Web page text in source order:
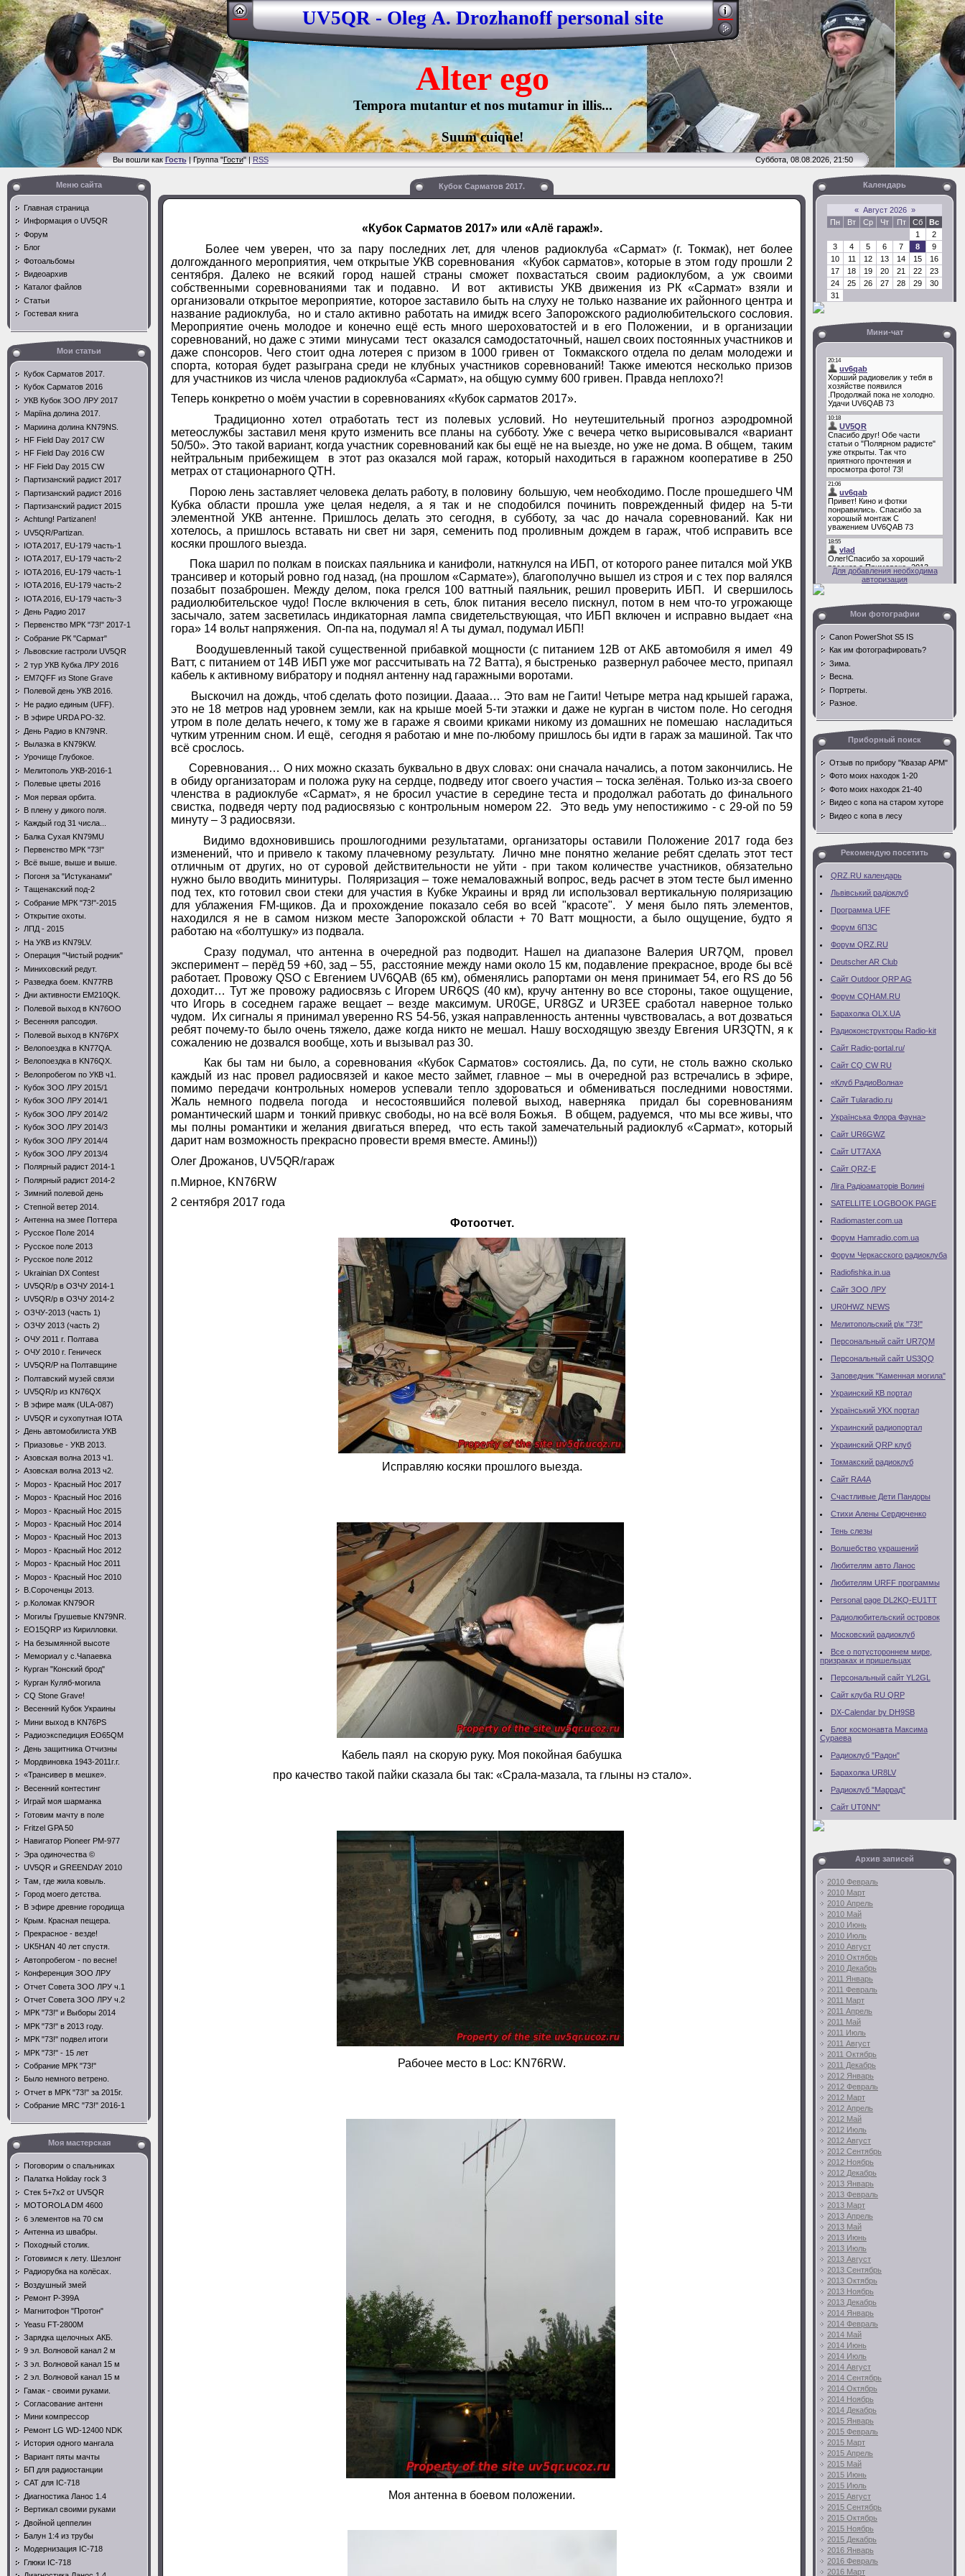
UV5QR - Oleg А. Drozhanoff personal site
Alter ego
Tempora mutantur et nos mutamur in illis...
Suum cuique!
Вы вошли какГость| Группа "Гости" |RSS Суббота, 08.08.2026, 21:50
Меню сайта
Главная страница
Информация о UV5QR
Форум
Блог
Фотоальбомы
Видеоархив
Каталог файлов
Статьи
Гостевая книга
Мои статьи
Кубок Сарматов 2017.
Кубок Сарматов 2016
УКВ Кубок ЗОО ЛРУ 2017
Маріїна долина 2017.
Мариина долина KN79NS.
HF Field Day 2017 CW
HF Field Day 2016 CW
HF Field Day 2015 CW
Партизанский радист 2017
Партизанский радист 2016
Партизанский радист 2015
Achtung! Partizanen!
UV5QR/Partizan.
IOTA 2017, EU-179 часть-1
IOTA 2017, EU-179 часть-2
IOTA 2016, EU-179 часть-1
IOTA 2016, EU-179 часть-2
IOTA 2016, EU-179 часть-3
День Радио 2017
Первенство МРК "73!" 2017-1
Собрание РК "Сармат"
Львовские гастроли UV5QR
2 тур УКВ Кубка ЛРУ 2016
EM7QFF из Stone Grave
Полевой день УКВ 2016.
Не радио единым (UFF).
В эфире URDA PO-32.
День Радио в KN79NR.
Вылазка в KN79KW.
Урочище Глубокое.
Мелитополь УКВ-2016-1
Полевые цветы 2016
Моя первая орбита.
В плену у дикого поля.
Каждый год 31 числа...
Балка Сухая KN79MU
Первенство МРК "73!"
Всё выше, выше и выше.
Погоня за "Истуканами"
Тащенакский под-2
Собрание МРК "73!"-2015
Открытие охоты.
ЛПД - 2015
На УКВ из KN79LV.
Операция "Чистый родник"
Миниховский редут.
Разведка боем. KN77RB
Дни активности EM210QK.
Полевой выход в KN76OO
Весенняя рапсодия.
Полевой выход в KN76PX
Велопоездка в KN77QA.
Велопоездка в KN76QX.
Велопробегом по УКВ ч1.
Кубок ЗОО ЛРУ 2015/1
Кубок ЗОО ЛРУ 2014/1
Кубок ЗОО ЛРУ 2014/2
Кубок ЗОО ЛРУ 2014/3
Кубок ЗОО ЛРУ 2014/4
Кубок ЗОО ЛРУ 2013/4
Полярный радист 2014-1
Полярный радист 2014-2
Зимний полевой день
Степной ветер 2014.
Антенна на змее Поттера
Русское Поле 2014
Русское поле 2013
Русское поле 2012
Ukrainian DX Contest
UV5QR/p в ОЗЧУ 2014-1
UV5QR/p в ОЗЧУ 2014-2
ОЗЧУ-2013 (часть 1)
ОЗЧУ 2013 (часть 2)
ОЧУ 2011 г. Полтава
ОЧУ 2010 г. Геническ
UV5QR/P на Полтавщине
Полтавский музей связи
UV5QR/p из KN76QX
В эфире маяк (ULA-087)
UV5QR и сухопутная IOTA
День автомобилиста УКВ
Приазовье - УКВ 2013.
Азовская волна 2013 ч1.
Азовская волна 2013 ч2.
Мороз - Красный Нос 2017
Мороз - Красный Нос 2016
Мороз - Красный Нос 2015
Мороз - Красный Нос 2014
Мороз - Красный Нос 2013
Мороз - Красный Нос 2012
Мороз - Красный Нос 2011
Мороз - Красный Нос 2010
В.Сороченцы 2013.
р.Коломак KN79OR
Могилы Грушевые KN79NR.
EO15QRP из Кирилловки.
На безымянной высоте
Мемориал у с.Чапаевка
Курган "Конский брод"
Курган Куляб-могила
CQ Stone Grave!
Весенний Кубок Украины
Мини выход в KN76PS
Радиоэкспедиция EO65QM
День защитника Отчизны
Мордвиновка 1943-2011г.г.
«Трансивер в мешке».
Весенний контестинг
Играй моя шарманка
Готовим мачту в поле
Fritzel GPA 50
Навигатор Pioneer PM-977
Эра одиночества ©
UV5QR и GREENDAY 2010
Там, где жила ковыль.
Город моего детства.
В эфире древние городища
Крым. Красная пещера.
Прекрасное - везде!
UK5HAN 40 лет спустя.
Автопробегом - по весне!
Конференция ЗОО ЛРУ
Отчет Совета ЗОО ЛРУ ч.1
Отчет Совета ЗОО ЛРУ ч.2
МРК "73!" и Выборы 2014
МРК "73!" в 2013 году.
МРК "73!" подвел итоги
МРК "73!" - 15 лет
Собрание МРК "73!"
Было немного ветрено.
Отчет в МРК "73!" за 2015г.
Собрание MRC "73!" 2016-1
Моя мастерская
Поговорим о спальниках
Палатка Holiday rock 3
Стек 5+7х2 от UV5QR
MOTOROLA DM 4600
6 элементов на 70 см
Антенна из швабры.
Походный столик.
Готовимся к лету. Шезлонг
Радиорубка на колёсах.
Воздушный змей
Ремонт Р-399А
Магнитофон "Протон"
Yeasu FT-2800M
Зарядка щелочных АКБ.
9 эл. Волновой канал 2 м
3 эл. Волновой канал 15 м
2 эл. Волновой канал 15 м
Гамак - своими руками.
Согласование антенн
Мини компрессор
Ремонт LG WD-12400 NDK
История одного мангала
Вариант пяты мачты
БП для радиостанции
CAT для IC-718
Диагностика Ланос 1.4
Вертикал своими руками
Двойной цеппелин
Балун 1:4 из трубы
Модернизация IC-718
Глюки IC-718
Кубок Сарматов 2017.
«Кубок Сарматов 2017» или «Алё гараж!».
Более чем уверен, что за пару последних лет, для членов радиоклуба «Сармат» (г. Токмак), нет более
долгожданного мероприятия, чем открытые УКВ соревнования «Кубок сарматов», которые в этом году прошли 2
сентября. Далеко не всякий город нашей страны сможет похвастаться своим радиоклубом, а уж своими
собственными соревнованиями так и подавно. И вот активисты УКВ движения из РК «Сармат» взяли и
организовали открытое мероприятие, которое заставило быть на слуху не только название их районного центра и
название радиоклуба, но и стало активно работать на имидж всего Запорожского радиолюбительского сословия.
Мероприятие очень молодое и конечно ещё есть много шероховатостей и в его Положении, и в организации
соревнований, но даже с этими минусами тест оказался самодостаточный, нашел своих постоянных участников и
даже спонсоров. Чего стоит одна лотерея с призом в 1000 гривен от Токмакского отдела по делам молодежи и
спорта, которая будет разыграна среди не клубных участников соревнований! Также имеются несколько призов
для участников из числа членов радиоклуба «Сармат», на общую сумму 600 гривен. Правда неплохо?!
Теперь конкретно о моём участии в соревнованиях «Кубок сарматов 2017».
Традиционно хотел отработать тест из полевых условий. Но неутешительный прогноз аэродромной
метеослужбы заставил меня круто изменить все планы на субботу. Уже с вечера четко вырисовывался «вариант
50/50». Это такой вариант, когда участник соревнований как бы ещё не на выезде, но уже не дома. В общем, таким
нейтральным прибежищем в этот раз оказался мой гараж, который находиться в гаражном кооперативе в 250
метрах от стационарного QTH .
Порою лень заставляет человека делать работу, в половину большую, чем необходимо. После прошедшего ЧМ
Кубка области прошла уже целая неделя, а я так и не сподобился починить поврежденный фидер на 5-ти
элементной УКВ антенне. Пришлось делать это сегодня, в субботу, за час до начала соревнований. Как ни
хотелось, а пришлось вставать ни свет ни заря, семенить под проливным дождем в гараж, чтоб исправить все
косяки прошлого выезда.
Пока шарил по полкам в поисках паяльника и канифоли, наткнулся на ИБП, от которого ранее питался мой УКВ
трансивер и который ровно год назад, (на прошлом «Сармате»), благополучно вышел из строя и с тех пор валялся
позабыт позаброшен. Между делом, пока грелся 100 ваттный паяльник, решил проверить ИБП. И свершилось
радиолюбительское чудо! После включения в сеть, блок питания весело пискнул, потом в нем что-то угрожающе
засычало, затем засветилась индикаторная лампа свидетельствующая, что ИБП включен и исправно выдает «на
гора» 14 вольт напряжения. Оп-па на, подумал я! А ты думал, подумал ИБП!
Воодушевленный такой существенной прибавкой мощности (с питанием 12В от АКБ автомобиля я имел 49
Ватт, с питанием от 14В ИБП уже мог рассчитывать на 72 Ватта), я быстренько развернул рабочее место, припаял
кабель к активному вибратору и поднял антенну над гаражными воротами.
Выскочил на дождь, чтоб сделать фото позиции. Даааа… Это вам не Гаити! Четыре метра над крышей гаража,
это не 18 метров над уровнем земли, как на крыше моей 5-ти этажки и даже не курган в чистом поле. Но сегодня
утром в поле делать нечего, к тому же в гараже я своими криками никому из домашних не помешаю насладиться
чутким утренним сном. И ещё, сегодня я работаю и мне по-любому пришлось бы идти в гараж за машиной. Так что
всё срослось.
Соревнования… О них можно сказать буквально в двух словах: они сначала начались, а потом закончились. Не
в обиду организаторам и положа руку на сердце, подведу итог своего участия – тоска зелёная. Только из-за своего
членства в радиоклубе «Сармат», я не бросил участие в середине теста и продолжал работать до финального
свистка, подведя черту под радиосвязью с контрольным номером 22. Это ведь уму непостижимо - с 29-ой по 59
минуту – 3 радиосвязи.
Видимо вдохновившись прошлогодними результатами, организаторы оставили Положение 2017 года без
изменений, что и привело к такому плачевному результату. Лично мне понятно желание ребят сделать этот тест
отличным от других, но от суровой действительности не уйти - при таком количестве участников, обязательно
нужно было вводить минитуры. Поляризация – тоже немаловажный вопрос, ведь расчет в этом тесте был именно
под тех, кто готовил свои стеки для участия в Кубке Украины и вряд ли использовал вертикальную поляризацию
для ублажения
FM-щиков. Да и прохождение показало себя во всей "красоте". У меня было пять элементов,
находился я не в самом низком месте Запорожской области + 70 Ватт мощности, а было ощущение, будто я
работаю на «болтушку» из подвала.
Сразу подумал, что антенна в очередной раз подводит. Нашел на диапазоне Валерия UR7QM, провел
эксперимент – перёд 59 +60, зад – 55, расстояние между нами около 15 км, подавление прекрасное, вроде бы всё
работает. ПровожуQSO с Евгением UV6QAB (65 км), обменялись рапортами он меня принимает 54, его RS до 56
доходит… Тут же провожу радиосвязь с Игорем UR6QS (40 км), кручу антенну во все стороны, такое ощущение,
что Игорь в соседнем гараже вещает – везде максимум. UR0GE, UR8GZ и UR3EE сработал наверное только
чудом. Их сигналы я принимал уверенно RS 54-56, узкая направленность антенны чувствовалась, а вот дозваться
ребят почему-то было очень тяжело, даже когда никто не мешал. Нашу восходящую звезду Евгения UR3QTN, я к
сожалению не дозвался вообще, хоть и вызывал раз 30.
Как бы там ни было, а соревнования «Кубок Сарматов» состоялись. Да, по сути, не столь важно сколько
каждый из нас провел радиосвязей и какое место займет, главное – мы в очередной раз встречались в эфире,
помимо передачи контрольных номеров успевали тепло здороваться и обмениваться последними новостями.
Жаль немного подвела погода и несостоявшийся полевой выход, наверняка придал бы соревнованиям
романтический шарм и тонкий привкус свободы, но на всё воля Божья. В общем, радуемся, что мы все живы, что
мы полны романтики и желания двигаться вперед, что есть такой замечательный радиоклуб «Сармат», который
дарит нам возможность прекрасно провести время вместе. Аминь!))
Олег Дрожанов, UV5QR/гараж
п.Мирное, KN76RW
2 сентября 2017 года
Фотоотчет.
Исправляю косяки прошлого выезда.
Кабель паял на скорую руку. Моя покойная бабушка
про качество такой пайки сказала бы так: «Срала-мазала, та глыны нэ стало».
Рабочее место в Loc: KN76RW.
Моя антенна в боевом положении.
Календарь
« Август 2026 »
Пн
Вт Ср Чт Пт Сб
Вс
1
2
3
4 5 6 7 8
9
10
11 12 13 14 15
16
17
18 19 20 21 22
23
24
25 26 27 28 29
30
31
Мини-чат
Для добавления необходима
авторизация
Мои фотографии
Canon PowerShot S5 IS
Как им фотографировать?
Зима.
Весна.
Портреты.
Разное.
Приборный поиск
Отзыв по прибору "Квазар АРМ"
Фото моих находок 1-20
Фото моих находок 21-40
Видео с копа на старом хуторе
Видео с копа в лесу
Рекомендую посетить
QRZ.RU календарь
Львівський радiоклуб
Программа UFF
Форум 6П3С
Форум QRZ.RU
Deutscher AR Club
Сайт Outdoor QRP AG
Форум CQHAM.RU
Барахолка OLX.UA
Радиоконструкторы Radio-kit
Сайт Radio-portal.ru/
Сайт CQ CW RU
«Клуб РадиоВолна»
Сайт Тularadio.ru
Українська Флора Фауна>
Сайт UR6GWZ
Сайт UT7AXA
Сайт QRZ-E
Ліга Радіоаматорів Волині
SATELLITE LOGBOOK PAGE
Radiomaster.com.ua
Форум Hamradio.com.ua
Форум Черкасского радиоклуба
Radiofishka.in.ua
Сайт ЗОО ЛРУ
UR0HWZ NEWS
Мелитопольский р\к "73!"
Персональный сайт UR7QM
Персональный сайт US3QQ
Заповедник "Каменная могила"
Украинский КВ портал
Український УКХ портал
Украинский радиопортал
Украинский QRP клуб
Токмакский радиоклуб
Сайт RA4A
Счастливые Дети Пандоры
Стихи Алены Сердюченко
Тень слезы
Волшебство украшений
Любителям авто Ланос
Любителям URFF программы
Personal page DL2KQ-EU1TT
Радиолюбительский островок
Московский радиоклуб
Все о потустороннем мире,
призраках и пришельцах
Персональный сайт YL2GL
Сайт клуба RU QRP
DX-Calendar by DH9SB
Блог космонавта Максима
Сураева
Радиоклуб "Радон"
Барахолка UR8LV
Радиоклуб "Маррад"
Сайт UT0NN"
Архив записей
2010 Февраль
2010 Март
2010 Апрель
2010 Май
2010 Июнь
2010 Июль
2010 Август
2010 Октябрь
2010 Декабрь
2011 Январь
2011 Февраль
2011 Март
2011 Апрель
2011 Май
2011 Июль
2011 Август
2011 Октябрь
2011 Декабрь
2012 Январь
2012 Февраль
2012 Март
2012 Апрель
2012 Май
2012 Июль
2012 Август
2012 Сентябрь
2012 Ноябрь
2012 Декабрь
2013 Январь
2013 Февраль
2013 Март
2013 Апрель
2013 Май
2013 Июнь
2013 Июль
2013 Август
2013 Сентябрь
2013 Октябрь
2013 Ноябрь
2013 Декабрь
2014 Январь
2014 Февраль
2014 Май
2014 Июнь
2014 Июль
2014 Август
2014 Сентябрь
2014 Октябрь
2014 Ноябрь
2014 Декабрь
2015 Январь
2015 Февраль
2015 Март
2015 Апрель
2015 Май
2015 Июнь
2015 Июль
2015 Август
2015 Сентябрь
2015 Октябрь
2015 Ноябрь
2015 Декабрь
2016 Январь
2016 Февраль
2016 Март